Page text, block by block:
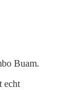
Buam.
echt